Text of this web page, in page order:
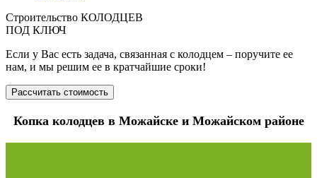
Строительство КОЛОДЦЕВ
ПОД КЛЮЧ
Если у Вас есть задача, связанная с колодцем – поручите ее
нам, и мы решим ее в кратчайшие сроки!
Рассчитать стоимость
Копка колодцев в Можайске и Можайском районе